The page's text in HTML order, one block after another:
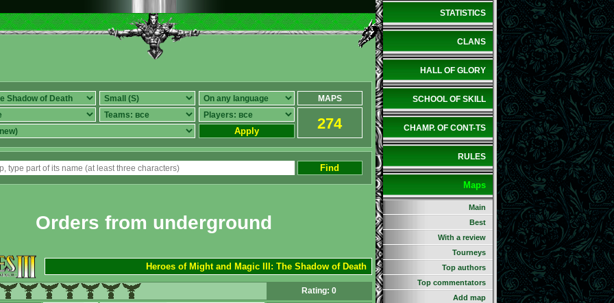
Apply
MAPS
274
Find
Orders from underground
Heroes of Might and Magic III: The Shadow of Death
Rating: 0
STATISTICS
CLANS
HALL OF GLORY
SCHOOL OF SKILL
CHAMP. OF CONT-TS
RULES
Maps
Main
Best
With a review
Tourneys
Top authors
Top commentators
Add map